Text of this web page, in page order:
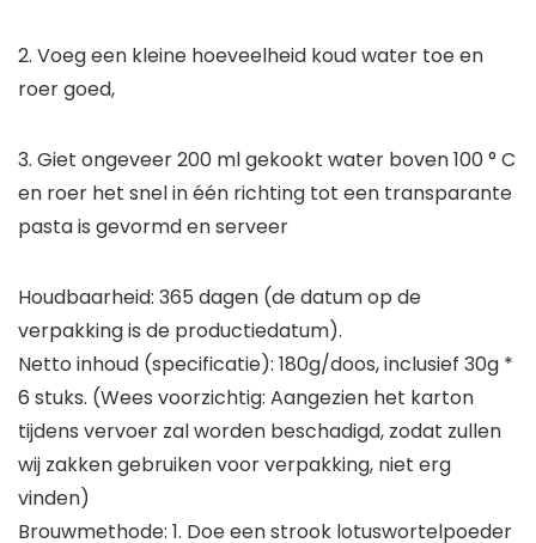
2. Voeg een kleine hoeveelheid koud water toe en
roer goed,
3. Giet ongeveer 200 ml gekookt water boven 100 ° C
en roer het snel in één richting tot een transparante
pasta is gevormd en serveer
Houdbaarheid: 365 dagen (de datum op de
verpakking is de productiedatum).
Netto inhoud (specificatie): 180g/doos, inclusief 30g *
6 stuks. (Wees voorzichtig: Aangezien het karton
tijdens vervoer zal worden beschadigd, zodat zullen
wij zakken gebruiken voor verpakking, niet erg
vinden)
Brouwmethode: 1. Doe een strook lotuswortelpoeder